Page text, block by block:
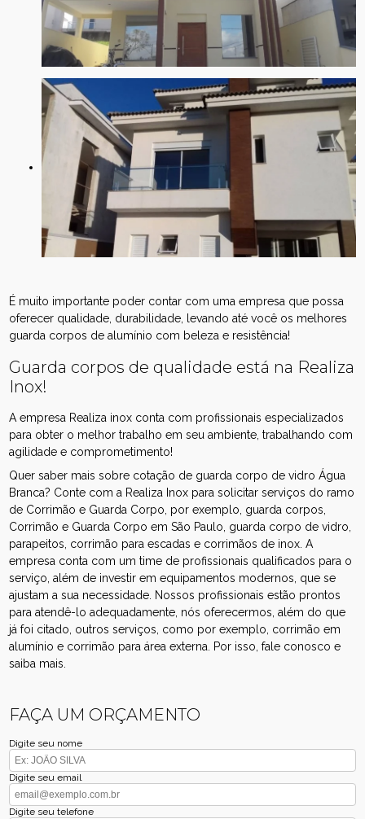
É muito importante poder contar com uma empresa que possa
oferecer qualidade, durabilidade, levando até você os melhores
guarda corpos de alumínio com beleza e resistência!
Guarda corpos de qualidade está na Realiza
Inox!
A empresa Realiza inox conta com profissionais especializados
para obter o melhor trabalho em seu ambiente, trabalhando com
agilidade e comprometimento!
Quer saber mais sobre cotação de guarda corpo de vidro Água
Branca? Conte com a Realiza Inox para solicitar serviços do ramo
de Corrimão e Guarda Corpo, por exemplo, guarda corpos,
Corrimão e Guarda Corpo em São Paulo, guarda corpo de vidro,
parapeitos, corrimão para escadas e corrimãos de inox. A
empresa conta com um time de profissionais qualificados para o
serviço, além de investir em equipamentos modernos, que se
ajustam a sua necessidade. Nossos profissionais estão prontos
para atendê-lo adequadamente, nós oferecermos, além do que
já foi citado, outros serviços, como por exemplo, corrimão em
alumínio e corrimão para área externa. Por isso, fale conosco e
saiba mais.
FAÇA UM ORÇAMENTO
Digite seu nome
Digite seu email
Digite seu telefone